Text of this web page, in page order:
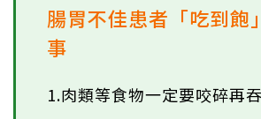
腸胃不佳患者「吃到飽
事
1.肉類等食物一定要咬碎再吞